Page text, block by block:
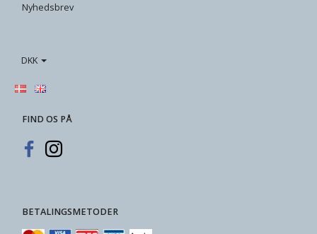
Nyhedsbrev
DKK
FIND OS PÅ
BETALINGSMETODER